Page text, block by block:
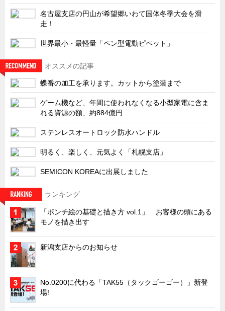
特装車・バス・トラック関連
フリーザー・フードマシナリー関連
自動販売機・自動改札機関連
CATEGORY
営業、丸ごとフカボリ
新製品開発最前線
Before After
隠れた名品
旬の野菜とタキゲン製品
PICK UP NEWS
ポンチ絵の基礎と描き方
図面の見方・書き方
キャビネット工業会規格「CA300」集中講義
ズバッとお悩み解決 テクニカル Q and A
瀧源点回帰
光る技術！未来へのモノづくり
ちょっとユニークなお客様
ビジサスニュース
名古屋支店の円山が希望郷いわて国体冬季大会を滑
走！
世界最小・最軽量「ペン型電動ピペット」
オススメの記事
蝶番の加工を承ります。カットから塗装まで
ゲーム機など、年間に使われなくなる小型家電に含ま
れる資源の額、約884億円
ステンレスオートロック防水ハンドル
明るく、楽しく、元気よく「札幌支店」
SEMICON KOREAに出展しました
ランキング
「ポンチ絵の基礎と描き方 vol.1」 お客様の頭にある
モノを描き出す
新潟支店からのお知らせ
No.0200に代わる「TAK55（タックゴーゴー）」新登
場!